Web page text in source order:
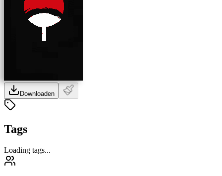
Downloaden
Tags
Loading tags...